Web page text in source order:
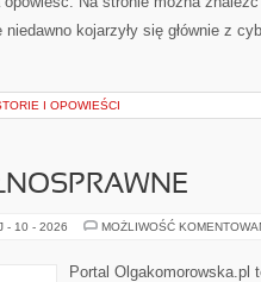
kojarzyły się głównie z
I OPOWIEŚCI
- 10 - 2026 MOŻLIWOŚĆ
Portal Olgakomorowska.pl